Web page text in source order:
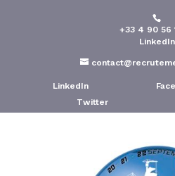
+33 4 90 56
LinkedIn
LinkedIn
Twitter
Phénicia
au salon JDL
Publié le : 27 Sep 2017